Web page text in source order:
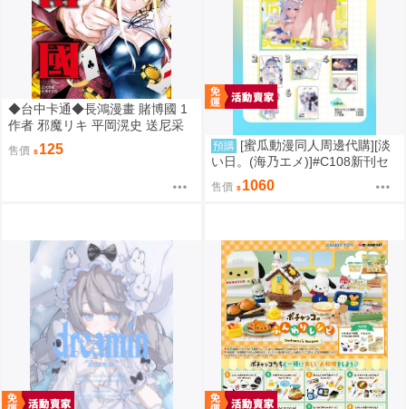
◆台中卡通◆長鴻漫畫 賭博國 1
作者 邪魔リキ 平岡滉史 送尼采
售價 125 預購 [蜜瓜動漫同人周邊代購][淡
い日。(海乃エメ)]#C108新刊セ
ット(Hololive)(同人誌)
售價 1060